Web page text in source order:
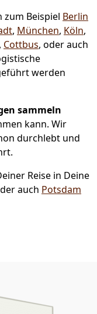
zum Beispiel Berlin
, München, Köln,
, Cottbus, oder auch
werden
sammeln
kann. Wir
durchlebt und
Reise in Deine
auch Potsdam